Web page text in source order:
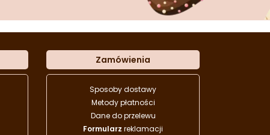
Zamówienia
Sposoby dostawy
Metody płatności
Dane do przelewu
Formularz reklamacji